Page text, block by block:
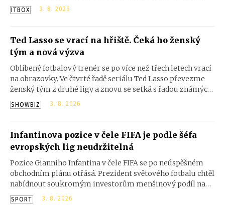
předměty a spolupracovat při plnění složitějších úkolů.
ITBOX 3. 8. 2026
Ted Lasso se vrací na hřiště. Čeká ho ženský
tým a nová výzva
Oblíbený fotbalový trenér se po více než třech letech vrací
na obrazovky. Ve čtvrté řadě seriálu Ted Lasso převezme
ženský tým z druhé ligy a znovu se setká s řadou známých
postav.
SHOWBIZ 3. 8. 2026
Infantinova pozice v čele FIFA je podle šéfa
evropských lig neudržitelná
Pozice Gianniho Infantina v čele FIFA se po neúspěšném
obchodním plánu otřásá. Prezident světového fotbalu chtěl
nabídnout soukromým investorům menšinový podíl na
komerčních právech světových šampionátů. Po silném
odporu však FIFA od návrhu ustoupila.
SPORT 3. 8. 2026